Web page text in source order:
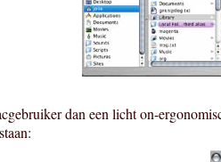
dan een licht on-